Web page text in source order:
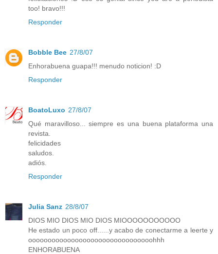
too! bravo!!!
Responder
Bobble Bee 27/8/07
Enhorabuena guapa!!! menudo noticion! :D
Responder
BoatoLuxo 27/8/07
Qué maravilloso... siempre es una buena plataforma una
revista.
felicidades
saludos.
adiós.
Responder
Julia Sanz 28/8/07
DIOS MIO DIOS MIO DIOS MIOOOOOOOOOOO
He estado un poco off......y acabo de conectarme a leerte y
oooooooooooooooooooooooooooooooohhh
ENHORABUENA